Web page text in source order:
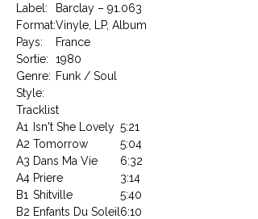
Label:
Barclay – 91.063
Format:Vinyle, LP, Album
Pays:
France
Sortie:
1980
Genre: Funk / Soul
Style:
Tracklist
A1 Isn't She Lovely 5:21
A2 Tomorrow
5:04
A3 Dans Ma Vie
6:32
A4 Priere
3:14
B1 Shitville
5:40
B2 Enfants Du Soleil6:10